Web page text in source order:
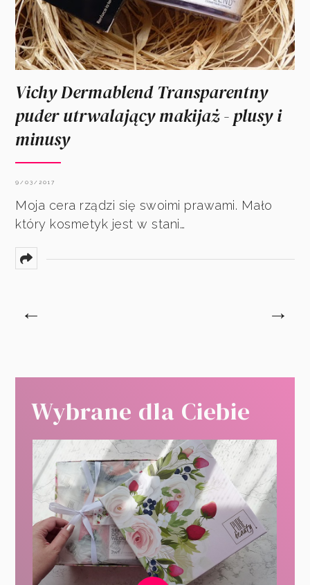
Vichy Dermablend Transparentny
puder utrwalający makijaż - plusy i
minusy
9/03/2017
Moja cera rządzi się swoimi prawami. Mało
który kosmetyk jest w stani…
← →
Wybrane dla Ciebie